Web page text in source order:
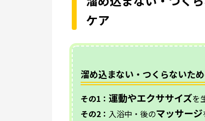
ケア
溜め込まない・つくらないた
その1： 運動やエクササイズを
その2： 入浴中・後のマッサージ